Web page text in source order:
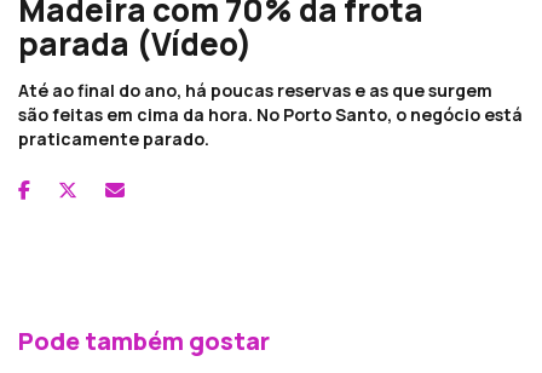
Madeira com 70% da frota
parada (Vídeo)
Até ao final do ano, há poucas reservas e as que surgem
são feitas em cima da hora. No Porto Santo, o negócio está
praticamente parado.
Pode também gostar